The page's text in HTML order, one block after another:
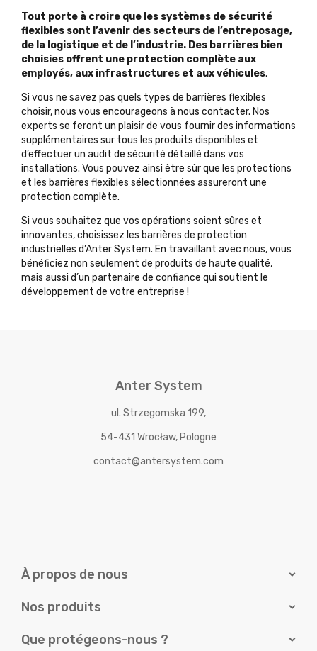
Tout porte à croire que les systèmes de sécurité
flexibles sont l’avenir des secteurs de l’entreposage,
de la logistique et de l’industrie. Des barrières bien
choisies offrent une protection complète aux
employés, aux infrastructures et aux véhicules.
Si vous ne savez pas quels types de barrières flexibles
choisir, nous vous encourageons à nous contacter. Nos
experts se feront un plaisir de vous fournir des informations
supplémentaires sur tous les produits disponibles et
d’effectuer un audit de sécurité détaillé dans vos
installations. Vous pouvez ainsi être sûr que les protections
et les barrières flexibles sélectionnées assureront une
protection complète.
Si vous souhaitez que vos opérations soient sûres et
innovantes, choisissez les barrières de protection
industrielles d’Anter System. En travaillant avec nous, vous
bénéficiez non seulement de produits de haute qualité,
mais aussi d’un partenaire de confiance qui soutient le
développement de votre entreprise !
Anter System
ul. Strzegomska 199,
54-431 Wrocław, Pologne
contact@antersystem.com
À propos de nous
Nos produits
Que protégeons-nous ?